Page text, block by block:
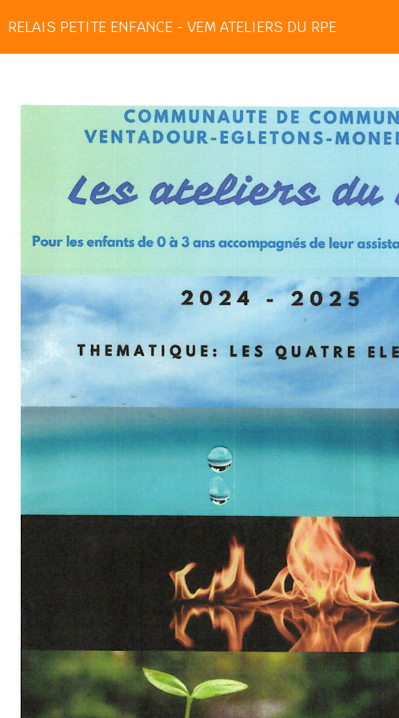
RELAIS PETITE ENFANCE - VEM ATELIERS DU RPE